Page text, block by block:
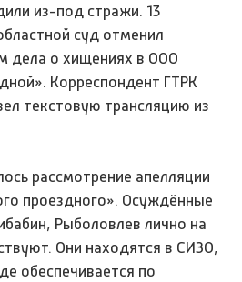
из-под стражи. 13
суд отменил
дела о хищениях в ООО
Корреспондент ГТРК
текстовую трансляцию из
рассмотрение апелляции
проездного». Осуждённые
Рыболовлев лично на
Они находятся в СИЗО,
обеспечивается по